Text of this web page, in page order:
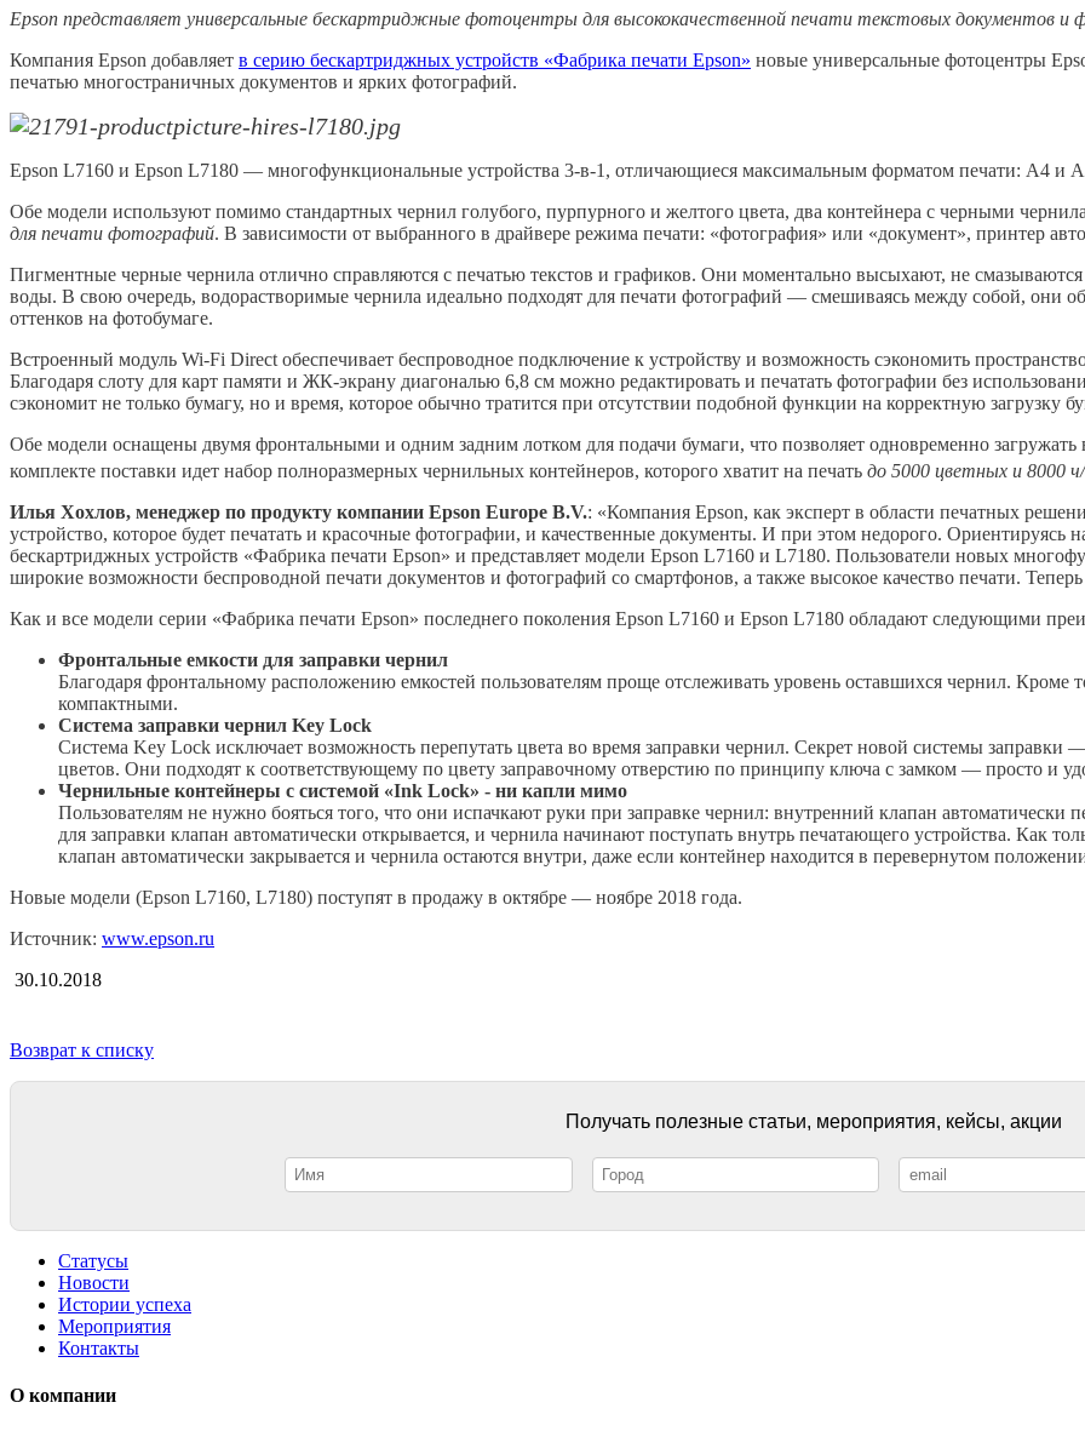
Epson представляет универсальные бескартриджные фотоцентры для высококачественной печати текстовых документов и
Компания Epson добавляет в серию бескартриджных устройств «Фабрика печати Epson» новые универсальные фотоцентры
печатью многостраничных документов и ярких фотографий.
Epson L7160 и Epson L7180 — многофункциональные устройства 3-в-1, отличающиеся максимальным форматом печати: А4 и
Обе модели используют помимо стандартных чернил голубого, пурпурного и желтого цвета, два контейнера с черными
для печати фотографий. В зависимости от выбранного в драйвере режима печати: «фотография» или «документ», принтер
Пигментные черные чернила отлично справляются с печатью текстов и графиков. Они моментально высыхают, не
воды. В свою очередь, водорастворимые чернила идеально подходят для печати фотографий — смешиваясь между собой, они
оттенков на фотобумаге.
Встроенный модуль Wi-Fi Direct обеспечивает беспроводное подключение к устройству и возможность сэкономить
Благодаря слоту для карт памяти и ЖК-экрану диагональю 6,8 см можно редактировать и печатать фотографии без
сэкономит не только бумагу, но и время, которое обычно тратится при отсутствии подобной функции на корректную загрузку
Обе модели оснащены двумя фронтальными и одним задним лотком для подачи бумаги, что позволяет одновременно
комплекте поставки идет набор полноразмерных чернильных контейнеров, которого хватит на печать до 5000 цветных и 8000
Илья Хохлов, менеджер по продукту компании Epson Europe B.V.: «Компания Epson, как эксперт в области печатных
устройство, которое будет печатать и красочные фотографии, и качественные документы. И при этом недорого. Ориентируясь
бескартриджных устройств «Фабрика печати Epson» и представляет модели Epson L7160 и L7180. Пользователи новых
широкие возможности беспроводной печати документов и фотографий со смартфонов, а также высокое качество печати.
Как и все модели серии «Фабрика печати Epson» последнего поколения Epson L7160 и Epson L7180 обладают следующими
Фронтальные емкости для заправки чернил
Благодаря фронтальному расположению емкостей пользователям проще отслеживать уровень оставшихся чернил. Кроме
компактными.
Система заправки чернил Key Lock
Система Key Lock исключает возможность перепутать цвета во время заправки чернил. Секрет новой системы
цветов. Они подходят к соответствующему по цвету заправочному отверстию по принципу ключа с замком — просто и
Чернильные контейнеры с системой «Ink Lock» - ни капли мимо
Пользователям не нужно бояться того, что они испачкают руки при заправке чернил: внутренний клапан автоматически
для заправки клапан автоматически открывается, и чернила начинают поступать внутрь печатающего устройства. Как
клапан автоматически закрывается и чернила остаются внутри, даже если контейнер находится в перевернутом
Новые модели (Epson L7160, L7180) поступят в продажу в октябре — ноябре 2018 года.
Источник: www.epson.ru
30.10.2018
Возврат к списку
Получать полезные статьи, мероприятия, кейсы, акции
Статусы
Новости
Истории успеха
Мероприятия
Контакты
О компании